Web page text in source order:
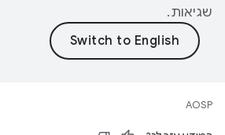
שגיאות.
AOSP